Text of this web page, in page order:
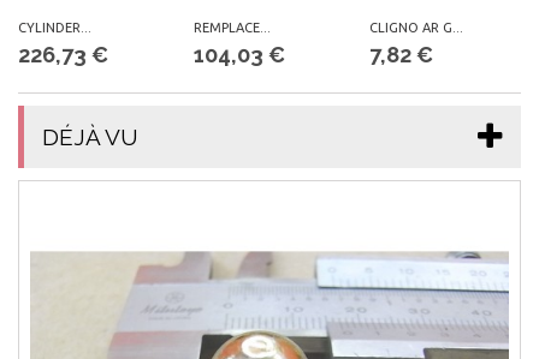
CYLINDER...
226,73 €
REMPLACE...
104,03 €
CLIGNO AR G...
7,82 €
DÉJÀ VU